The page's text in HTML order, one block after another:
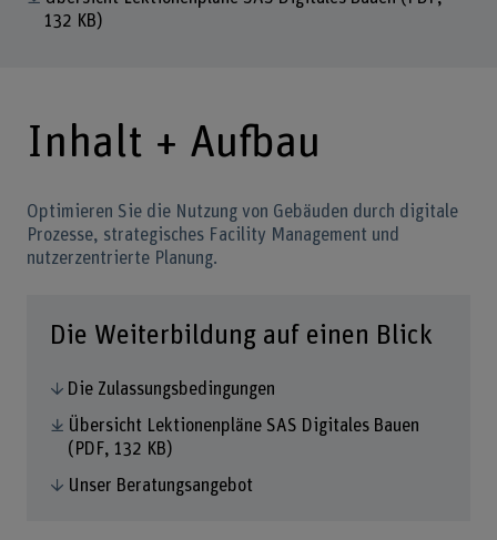
132 KB)
Inhalt + Aufbau
Optimieren Sie die Nutzung von Gebäuden durch digitale
Prozesse, strategisches Facility Management und
nutzerzentrierte Planung.
Die Weiterbildung auf einen Blick
Die Zulassungsbedingungen
Übersicht Lektionenpläne SAS Digitales Bauen
(PDF, 132 KB)
Unser Beratungsangebot